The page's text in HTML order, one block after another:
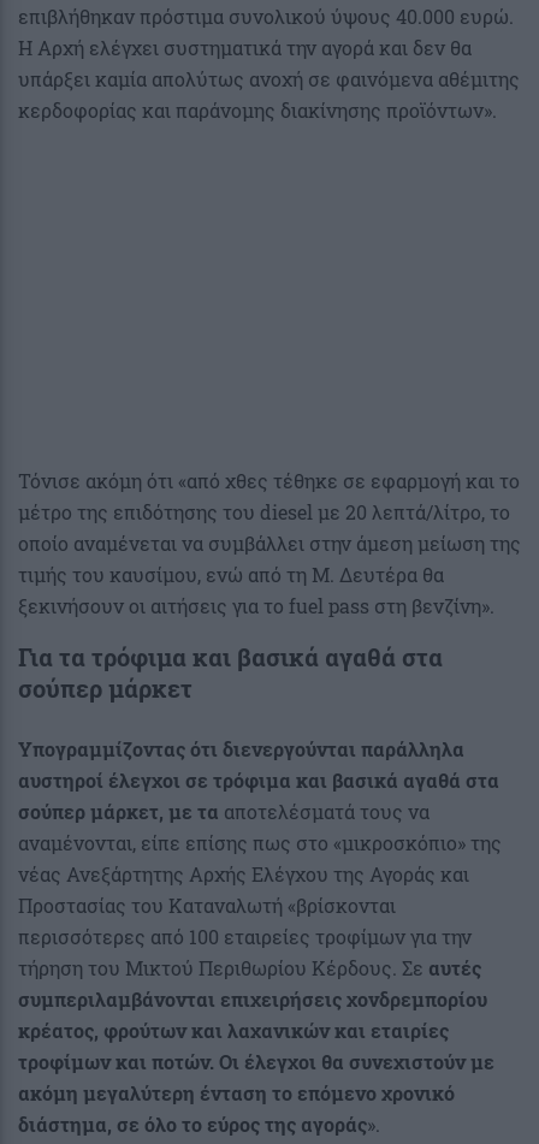
επιβλήθηκαν πρόστιμα συνολικού ύψους 40.000 ευρώ.
Η Αρχή ελέγχει συστηματικά την αγορά και δεν θα
υπάρξει καμία απολύτως ανοχή σε φαινόμενα αθέμιτης
κερδοφορίας και παράνομης διακίνησης προϊόντων».
Τόνισε ακόμη ότι «από χθες τέθηκε σε εφαρμογή και το
μέτρο της επιδότησης του diesel με 20 λεπτά/λίτρο, το
οποίο αναμένεται να συμβάλλει στην άμεση μείωση της
τιμής του καυσίμου, ενώ από τη Μ. Δευτέρα θα
ξεκινήσουν οι αιτήσεις για το fuel pass στη βενζίνη».
Για τα τρόφιμα και βασικά αγαθά στα
σούπερ μάρκετ
Υπογραμμίζοντας ότι διενεργούνται παράλληλα
αυστηροί έλεγχοι σε τρόφιμα και βασικά αγαθά στα
σούπερ μάρκετ, με τα αποτελέσματά τους να
αναμένονται, είπε επίσης πως στο «μικροσκόπιο» της
νέας Ανεξάρτητης Αρχής Ελέγχου της Αγοράς και
Προστασίας του Καταναλωτή «βρίσκονται
περισσότερες από 100 εταιρείες τροφίμων για την
τήρηση του Μικτού Περιθωρίου Κέρδους. Σε αυτές
συμπεριλαμβάνονται επιχειρήσεις χονδρεμπορίου
κρέατος, φρούτων και λαχανικών και εταιρίες
τροφίμων και ποτών. Οι έλεγχοι θα συνεχιστούν με
ακόμη μεγαλύτερη ένταση το επόμενο χρονικό
διάστημα, σε όλο το εύρος της αγοράς».